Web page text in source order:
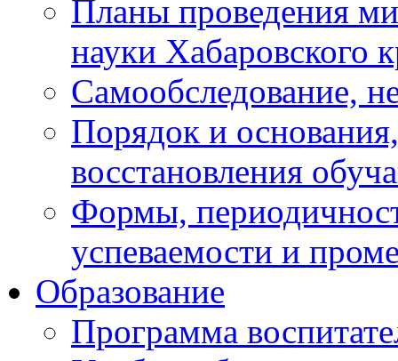
Планы проведения
науки Хабаровского
Самообследование,
Порядок и
восстановления
Формы,
успеваемости и
Образование
Программа